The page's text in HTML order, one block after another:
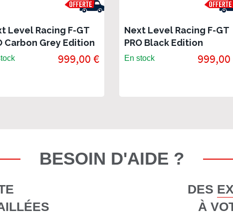
Level Racing F-GT
Carbon Grey Edition
999,00 €
Next Level Racing F-GT
PRO Black Edition
En stock
BESOIN D'AIDE ?
DES
À